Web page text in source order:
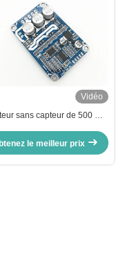
Vidéo
sans capteur de 500 W
souffleur d'air et ventilateur
le meilleur prix